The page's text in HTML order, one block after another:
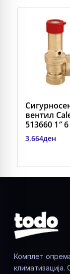
вентил
513660 1″
3,664ден
Комплет
климатизација.